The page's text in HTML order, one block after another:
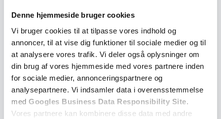
Denne hjemmeside bruger cookies
Vi bruger cookies til at tilpasse vores indhold og
annoncer, til at vise dig funktioner til sociale medier og til
at analysere vores trafik. Vi deler også oplysninger om
din brug af vores hjemmeside med vores partnere inden
for sociale medier, annonceringspartnere og
analysepartnere. Vi indsamler data i overensstemmelse
med Googles Business Data Responsibility Site
Vores partnere kan kombinere disse data med andre
eller et andet billedformat.
Der må kun være én faktura pr. PDF-fil, og eventuelle
bilag skal være inkluderet i PDF-filen.
Der må gerne være flere PDF-filer pr. mail.
Fremsendelse af elektronisk
faktura